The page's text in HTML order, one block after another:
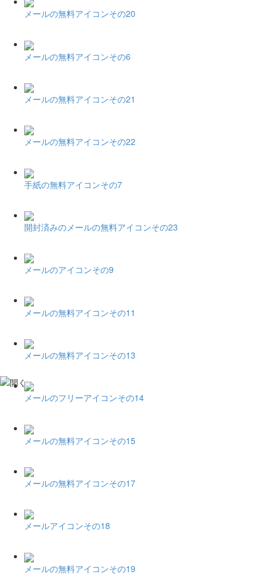
メールの無料アイコンその20
メールの無料アイコンその6
メールの無料アイコンその21
メールの無料アイコンその22
手紙の無料アイコンその7
開封済みのメールの無料アイコンその23
メールのアイコンその9
メールの無料アイコンその11
メールの無料アイコンその13
メールのフリーアイコンその14
メールの無料アイコンその15
メールの無料アイコンその17
メールアイコンその18
メールの無料アイコンその19